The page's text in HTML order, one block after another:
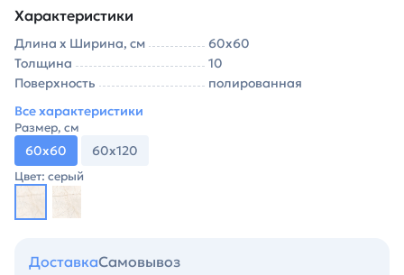
Характеристики
Длина х Ширина, см
60х60
Толщина
10
Поверхность
полированная
Все характеристики
Размер, см
60х60 60х120
Цвет: серый
ДоставкаСамовывоз